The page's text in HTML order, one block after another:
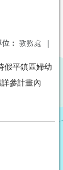
： 教務處 |
假平鎮區婦幼
參計畫內